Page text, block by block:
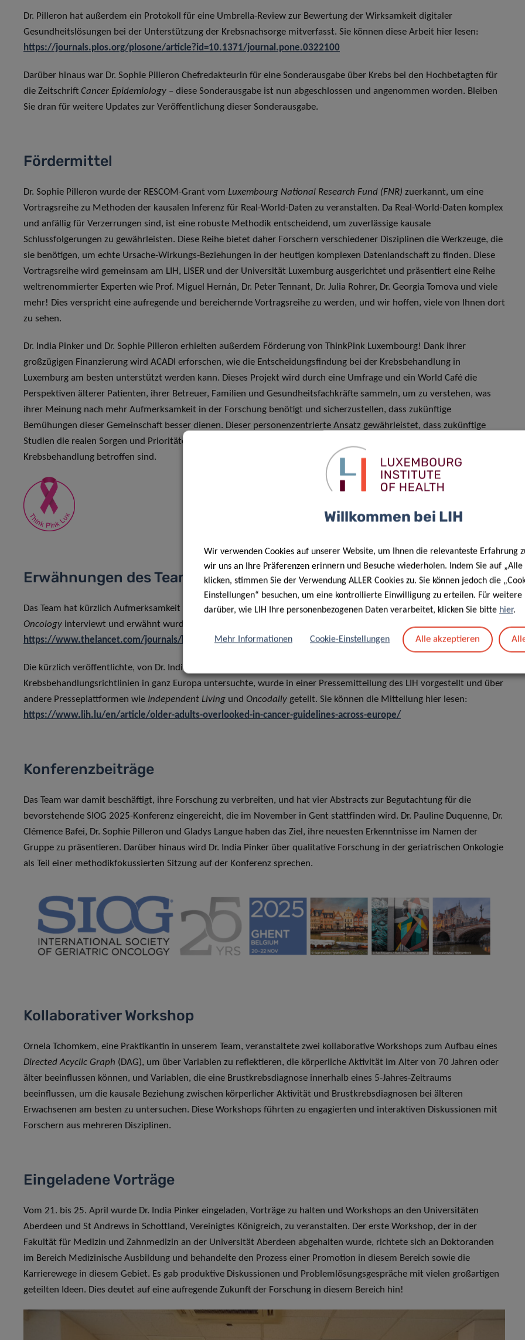
Dr. Pilleron hat außerdem ein Protokoll für eine Umbrella-Review zur Bewertung der Wirksamkeit digitaler
Gesundheitslösungen bei der Unterstützung der Krebsnachsorge mitverfasst. Sie können diese Arbeit hier lesen:
https://journals.plos.org/plosone/article?id=10.1371/journal.pone.0322100
Darüber hinaus war Dr. Sophie Pilleron Chefredakteurin für eine Sonderausgabe über Krebs bei den Hochbetagten für
die Zeitschrift Cancer Epidemiology – diese Sonderausgabe ist nun abgeschlossen und angenommen worden. Bleiben
Sie dran für weitere Updates zur Veröffentlichung dieser Sonderausgabe.
Fördermittel
Dr. Sophie Pilleron wurde der RESCOM-Grant vom Luxembourg National Research Fund (FNR) zuerkannt, um eine
Vortragsreihe zu Methoden der kausalen Inferenz für Real-World-Daten zu veranstalten. Da Real-World-Daten komplex
und anfällig für Verzerrungen sind, ist eine robuste Methodik entscheidend, um zuverlässige kausale
Schlussfolgerungen zu gewährleisten. Diese Reihe bietet daher Forschern verschiedener Disziplinen die Werkzeuge, die
sie benötigen, um echte Ursache-Wirkungs-Beziehungen in der heutigen komplexen Datenlandschaft zu finden. Diese
Vortragsreihe wird gemeinsam am LIH, LISER und der Universität Luxemburg ausgerichtet und präsentiert eine Reihe
weltrenommierter Experten wie Prof. Miguel Hernán, Dr. Peter Tennant, Dr. Julia Rohrer, Dr. Georgia Tomova und viele
mehr! Dies verspricht eine aufregende und bereichernde Vortragsreihe zu werden, und wir hoffen, viele von Ihnen dort
zu sehen.
Dr. India Pinker und Dr. Sophie Pilleron erhielten außerdem Förderung von ThinkPink Luxembourg! Dank ihrer
großzügigen Finanzierung wird ACADI erforschen, wie die Entscheidungsfindung bei der Krebsbehandlung in
Luxemburg am besten unterstützt werden kann. Dieses Projekt wird durch eine Umfrage und ein World Café die
Perspektiven älterer Patienten, ihrer Betreuer, Familien und Gesundheitsfachkräfte sammeln, um zu verstehen, was
ihrer Meinung nach mehr Aufmerksamkeit in der Forschung benötigt und sicherzustellen, dass zukünftige
Bemühungen dieser Gemeinschaft besser dienen. Dieser personenzentrierte Ansatz gewährleistet, dass zukünftige
Studien die realen Sorgen und Prioritäten derjenigen ansprechen, die am stärksten von Entscheidungen zur
Krebsbehandlung betroffen sind.
Erwähnungen des Teams
Das Team hat kürzlich Aufmerksamkeit erhalten, namentlich Dr. Sophie Pilleron, die für einen Artikel inThe Lancet
Oncology interviewt und erwähnt wurde! Sie können den Artikel und Dr. Pillerons Beiträge hier lesen:
https://www.thelancet.com/journals/lanonc/article/PIIS1470-2045(25)00274-8/fulltext
Die kürzlich veröffentlichte, von Dr. India Pinker geleitete Arbeit, die die Repräsentation älterer Erwachsener in
Krebsbehandlungsrichtlinien in ganz Europa untersuchte, wurde in einer Pressemitteilung des LIH vorgestellt und über
andere Presseplattformen wie Independent Living und Oncodaily geteilt. Sie können die Mitteilung hier lesen:
https://www.lih.lu/en/article/older-adults-overlooked-in-cancer-guidelines-across-europe/
Konferenzbeiträge
Das Team war damit beschäftigt, ihre Forschung zu verbreiten, und hat vier Abstracts zur Begutachtung für die
bevorstehende SIOG 2025-Konferenz eingereicht, die im November in Gent stattfinden wird. Dr. Pauline Duquenne, Dr.
Clémence Bafei, Dr. Sophie Pilleron und Gladys Langue haben das Ziel, ihre neuesten Erkenntnisse im Namen der
Gruppe zu präsentieren. Darüber hinaus wird Dr. India Pinker über qualitative Forschung in der geriatrischen Onkologie
als Teil einer methodikfokussierten Sitzung auf der Konferenz sprechen.
Kollaborativer Workshop
Ornela Tchomkem, eine Praktikantin in unserem Team, veranstaltete zwei kollaborative Workshops zum Aufbau eines
Directed Acyclic Graph (DAG), um über Variablen zu reflektieren, die körperliche Aktivität im Alter von 70 Jahren oder
älter beeinflussen können, und Variablen, die eine Brustkrebsdiagnose innerhalb eines 5-Jahres-Zeitraums
beeinflussen, um die kausale Beziehung zwischen körperlicher Aktivität und Brustkrebsdiagnosen bei älteren
Erwachsenen am besten zu untersuchen. Diese Workshops führten zu engagierten und interaktiven Diskussionen mit
Forschern aus mehreren Disziplinen.
Eingeladene Vorträge
Vom 21. bis 25. April wurde Dr. India Pinker eingeladen, Vorträge zu halten und Workshops an den Universitäten
Aberdeen und St Andrews in Schottland, Vereinigtes Königreich, zu veranstalten. Der erste Workshop, der in der
Fakultät für Medizin und Zahnmedizin an der Universität Aberdeen abgehalten wurde, richtete sich an Doktoranden
im Bereich Medizinische Ausbildung und behandelte den Prozess einer Promotion in diesem Bereich sowie die
Karrierewege in diesem Gebiet. Es gab produktive Diskussionen und Problemlösungsgespräche mit vielen großartigen
geteilten Ideen. Dies deutet auf eine aufregende Zukunft der Forschung in diesem Bereich hin!
Willkommen bei LIH
Wir verwenden Cookies auf unserer Website, um Ihnen die relevanteste Erfahrung
wir uns an Ihre Präferenzen erinnern und Besuche wiederholen. Indem Sie auf „Alle
klicken, stimmen Sie der Verwendung ALLER Cookies zu. Sie können jedoch die
Einstellungen“ besuchen, um eine kontrollierte Einwilligung zu erteilen. Für
darüber, wie LIH Ihre personenbezogenen Daten verarbeitet, klicken Sie bitte hier.
Mehr Informationen Cookie-Einstellungen Alle akzeptieren